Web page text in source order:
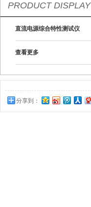
PRODUCT DISPLAY
直流电源综合特性测试仪
查看更多
分享到：